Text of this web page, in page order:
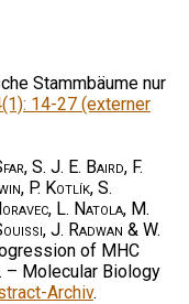
Stammbäume nur
14-27 (externer
S. J. E. Baird, F.
P. Kotlík, S.
L. Natola, M.
J. Radwan & W.
of MHC
– Molecular Biology
Archiv.